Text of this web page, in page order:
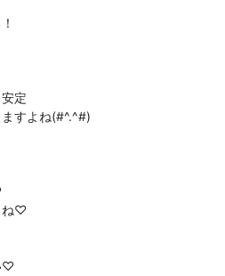
定
すよね(#^.^#)
ね♡
♡